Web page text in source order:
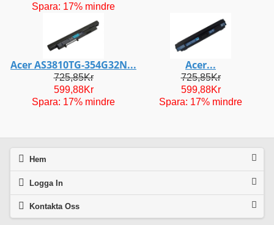
Spara: 17% mindre
Acer AS3810TG-354G32N...
725,85Kr
599,88Kr
Spara: 17% mindre
Acer...
725,85Kr
599,88Kr
Spara: 17% mindre
Hem
Logga In
Kontakta Oss